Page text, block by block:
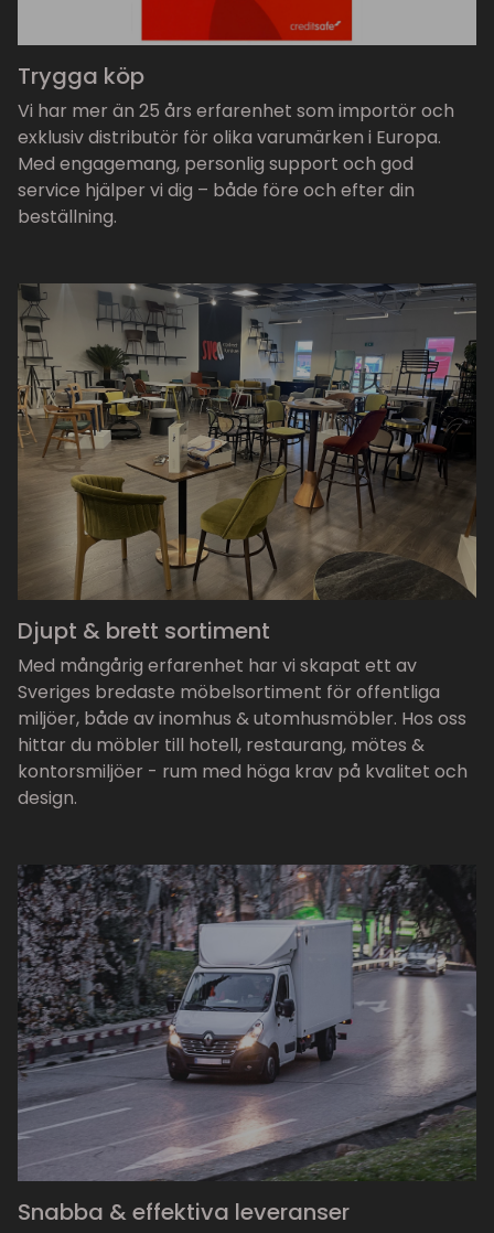
Trygga köp
Vi har mer än 25 års erfarenhet som importör och
exklusiv distributör för olika varumärken i Europa.
Med engagemang, personlig support och god
service hjälper vi dig – både före och efter din
beställning.
Djupt & brett sortiment
Med mångårig erfarenhet har vi skapat ett av
Sveriges bredaste möbelsortiment för offentliga
miljöer, både av inomhus & utomhusmöbler. Hos oss
hittar du möbler till hotell, restaurang, mötes &
kontorsmiljöer - rum med höga krav på kvalitet och
design.
Snabba & effektiva leveranser